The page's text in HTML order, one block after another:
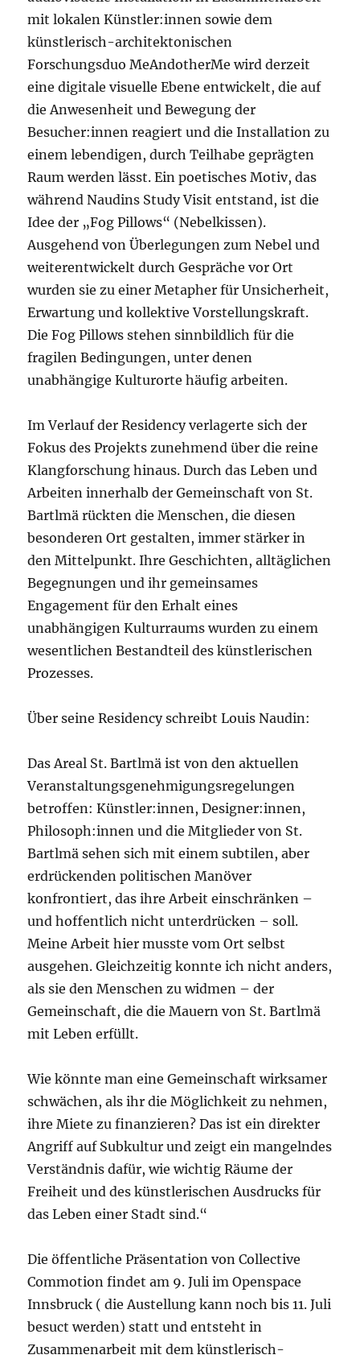
mit lokalen Künstler:innen sowie dem
künstlerisch-architektonischen
Forschungsduo MeAndotherMe wird derzeit
eine digitale visuelle Ebene entwickelt, die auf
die Anwesenheit und Bewegung der
Besucher:innen reagiert und die Installation zu
einem lebendigen, durch Teilhabe geprägten
Raum werden lässt. Ein poetisches Motiv, das
während Naudins Study Visit entstand, ist die
Idee der „Fog Pillows“ (Nebelkissen).
Ausgehend von Überlegungen zum Nebel und
weiterentwickelt durch Gespräche vor Ort
wurden sie zu einer Metapher für Unsicherheit,
Erwartung und kollektive Vorstellungskraft.
Die Fog Pillows stehen sinnbildlich für die
fragilen Bedingungen, unter denen
unabhängige Kulturorte häufig arbeiten.
Im Verlauf der Residency verlagerte sich der
Fokus des Projekts zunehmend über die reine
Klangforschung hinaus. Durch das Leben und
Arbeiten innerhalb der Gemeinschaft von St.
Bartlmä rückten die Menschen, die diesen
besonderen Ort gestalten, immer stärker in
den Mittelpunkt. Ihre Geschichten, alltäglichen
Begegnungen und ihr gemeinsames
Engagement für den Erhalt eines
unabhängigen Kulturraums wurden zu einem
wesentlichen Bestandteil des künstlerischen
Prozesses.
Über seine Residency schreibt Louis Naudin:
Das Areal St. Bartlmä ist von den aktuellen
Veranstaltungsgenehmigungsregelungen
betroffen: Künstler:innen, Designer:innen,
Philosoph:innen und die Mitglieder von St.
Bartlmä sehen sich mit einem subtilen, aber
erdrückenden politischen Manöver
konfrontiert, das ihre Arbeit einschränken –
und hoffentlich nicht unterdrücken – soll.
Meine Arbeit hier musste vom Ort selbst
ausgehen. Gleichzeitig konnte ich nicht anders,
als sie den Menschen zu widmen – der
Gemeinschaft, die die Mauern von St. Bartlmä
mit Leben erfüllt.
Wie könnte man eine Gemeinschaft wirksamer
schwächen, als ihr die Möglichkeit zu nehmen,
ihre Miete zu finanzieren? Das ist ein direkter
Angriff auf Subkultur und zeigt ein mangelndes
Verständnis dafür, wie wichtig Räume der
Freiheit und des künstlerischen Ausdrucks für
das Leben einer Stadt sind.“
Die öffentliche Präsentation von Collective
Commotion findet am 9. Juli im Openspace
Innsbruck ( die Austellung kann noch bis 11. Juli
besuct werden) statt und entsteht in
Zusammenarbeit mit dem künstlerisch-